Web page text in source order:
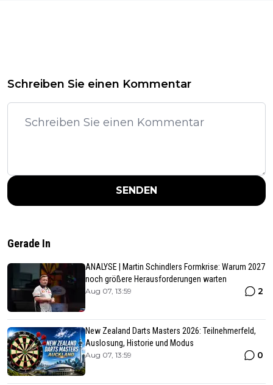
Schreiben Sie einen Kommentar
SENDEN
Gerade In
ANALYSE | Martin Schindlers Formkrise: Warum 2027
noch größere Herausforderungen warten
Aug 07, 13:59 2
New Zealand Darts Masters 2026: Teilnehmerfeld,
Auslosung, Historie und Modus
Aug 07, 13:59 0